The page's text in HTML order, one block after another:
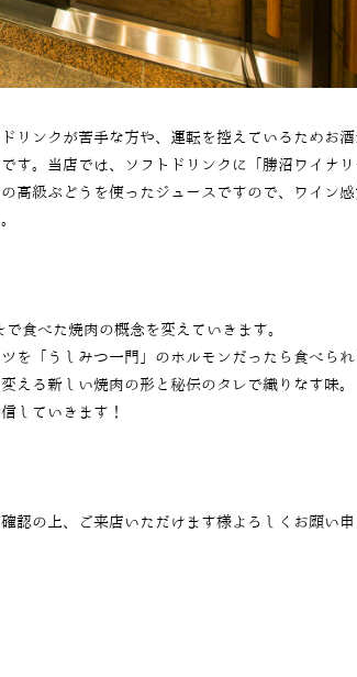
リンクが苦手な方や、運転を控えているためお
す。当店では、ソフトドリンクに「勝沼ワイナ
高級ぶどうを使ったジュースですので、ワイン
食べた焼肉の概念を変えていきます。
を「うしみつ一門」のホルモンだったら食べら
える新しい焼肉の形と秘伝のタレで織りなす味。
していきます！
認の上、ご来店いただけます様よろしくお願い